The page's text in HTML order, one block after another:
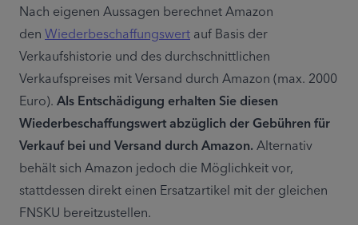
Nach eigenen Aussagen berechnet Amazon
den Wiederbeschaffungswert auf Basis der
Verkaufshistorie und des durchschnittlichen
Verkaufspreises mit Versand durch Amazon (max. 2000
Euro). Als Entschädigung erhalten Sie diesen
Wiederbeschaffungswert abzüglich der Gebühren für
Verkauf bei und Versand durch Amazon. Alternativ
behält sich Amazon jedoch die Möglichkeit vor,
stattdessen direkt einen Ersatzartikel mit der gleichen
FNSKU bereitzustellen.